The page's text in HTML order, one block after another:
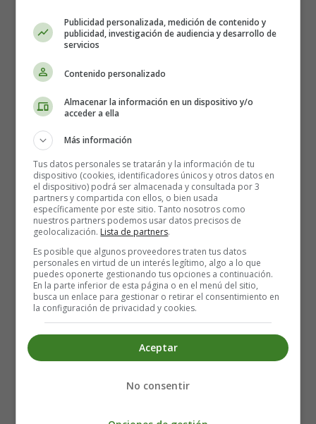
Categoría: Cuentos en Inglés - Stories in
Publicado: 20 Julio 2026
textos en ingles
Stories in English
Leer más: Serial Killers in Fiction vs. Reality
San Juan's Night: A Journey into the
Enchanting Realm of Tradition and
Poetry
Publicidad personalizada, medición de contenido y
publicidad, investigación de audiencia y desarrollo de
servicios
Contenido personalizado
Almacenar la información en un dispositivo y/o
acceder a ella
Más información
Tus datos personales se tratarán y la información de tu
dispositivo (cookies, identificadores únicos y otros datos en
el dispositivo) podrá ser almacenada y consultada por 3
partners y compartida con ellos, o bien usada
específicamente por este sitio. Tanto nosotros como
nuestros partners podemos usar datos precisos de
geolocalización. Lista de partners.
Es posible que algunos proveedores traten tus datos
personales en virtud de un interés legítimo, algo a lo que
puedes oponerte gestionando tus opciones a continuación.
En la parte inferior de esta página o en el menú del sitio,
busca un enlace para gestionar o retirar el consentimiento en
la configuración de privacidad y cookies.
Aceptar
No consentir